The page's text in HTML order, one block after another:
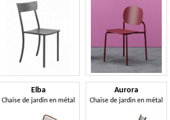
Elba
Chaise de jardin en métal
Aurora
Chaise de jardin en métal